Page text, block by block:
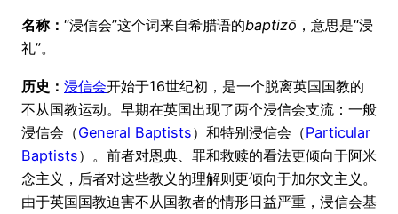
名称： “浸信会”这个词来自希腊语的baptizō ，意思是“浸
礼”。
历史： 浸信会开始于16世纪初，是一个脱离英国国教的
不从国教运动。早期在英国出现了两个浸信会支流：一般
浸信会（General Baptists）和特别浸信会（Particular
Baptists）。前者对恩典、罪和救赎的看法更倾向于阿米
念主义，后者对这些教义的理解则更倾向于加尔文主义。
由于英国国教迫害不从国教者的情形日益严重，浸信会基